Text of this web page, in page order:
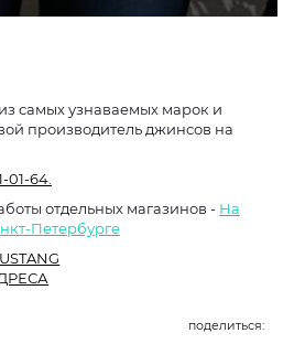
самых узнаваемых марок и
производитель джинсов на
01-64.
отдельных магазинов - На
Петербурге
поделиться: